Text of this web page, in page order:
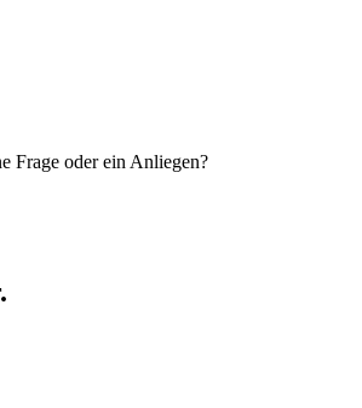
Frage oder ein Anliegen?